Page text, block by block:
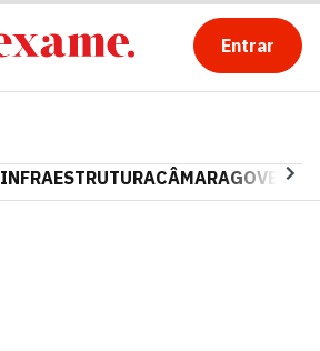
Entrar
INFRAESTRUTURACÂMARAGOVERNO